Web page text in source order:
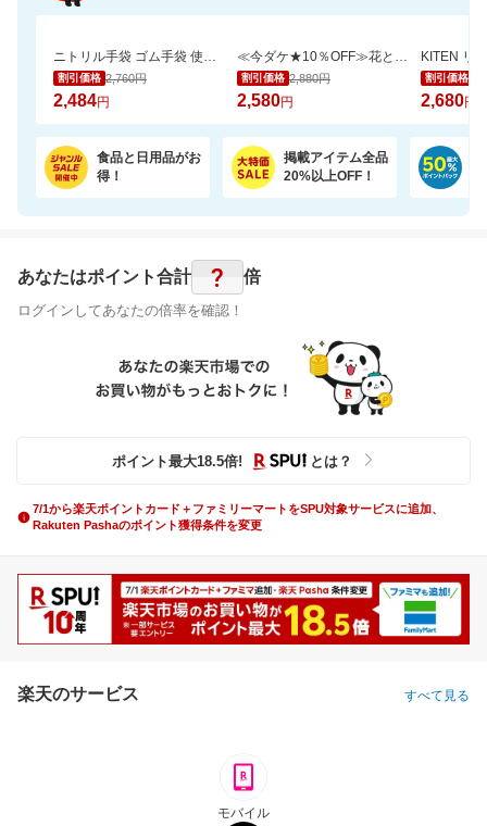
ニトリル手袋 ゴム手袋 使い捨て 食品衛生適合 SS S M L サイズ 白 青 黒 業務用
割引価格 2,760円
2,484円
≪今ダケ★10％OFF≫花とスイーツで二度嬉しい♪可愛いシャボンブーケ＆どら焼きset
割引価格 2,880円
2,580円
KITEN リ
割引価格
2,680円
食品と日用品がお
得！
掲載アイテム全品
20%以上OFF！
あなたはポイント合計 ? 倍
ログインしてあなたの倍率を確認！
ポイント最大18.5倍! とは？
7/1から楽天ポイントカード＋ファミリーマートをSPU対象サービスに追加、
Rakuten Pashaのポイント獲得条件を変更
楽天のサービス すべて見る
モバイル